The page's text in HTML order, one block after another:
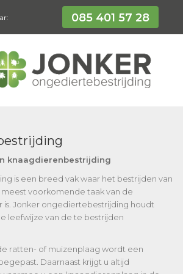
085 401 57 28
knaagdierenbestrijding
is een breed vak waar het bestrijden van
voorkomende taak van de
Jonker ongediertebestrijding houdt
leefwijze van de te bestrijden
ratten- of muizenplaag wordt een
Daarnaast krijgt u altijd